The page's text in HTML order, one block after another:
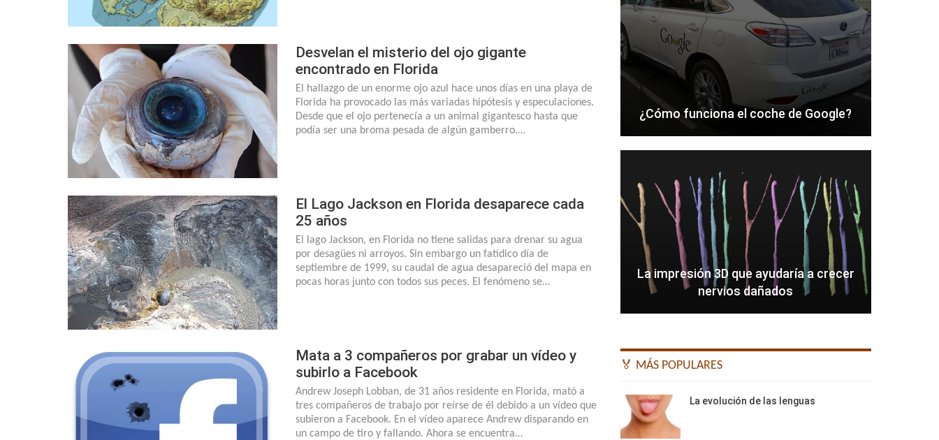
Desvelan el misterio del ojo gigante
encontrado en Florida
El hallazgo de un enorme ojo azul hace unos días en una playa de
Florida ha provocado las más variadas hipótesis y especulaciones.
Desde que el ojo pertenecía a un animal gigantesco hasta que
podía ser una broma pesada de algún gamberro.…
El Lago Jackson en Florida desaparece cada
25 años
El lago Jackson, en Florida no tiene salidas para drenar su agua
por desagües ni arroyos. Sin embargo un fatídico día de
septiembre de 1999, su caudal de agua desapareció del mapa en
pocas horas junto con todos sus peces. El fenómeno se…
Mata a 3 compañeros por grabar un vídeo y
subirlo a Facebook
Andrew Joseph Lobban, de 31 años residente en Florida, mató a
tres compañeros de trabajo por reírse de él debido a un vídeo que
subieron a Facebook. En el vídeo aparece Andrew disparando en
un campo de tiro y fallando. Ahora se encuentra…
¿Cómo funciona el coche de Google?
La impresión 3D que ayudaría a crecer
nervios dañados
🏅 MÁS POPULARES
La evolución de las lenguas